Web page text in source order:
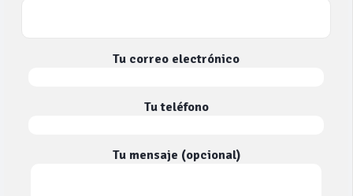
Tu correo electrónico
Tu teléfono
Tu mensaje (opcional)